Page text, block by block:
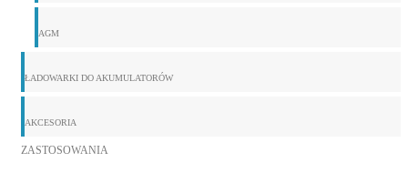
AGM
ŁADOWARKI DO AKUMULATORÓW
AKCESORIA
ZASTOSOWANIA